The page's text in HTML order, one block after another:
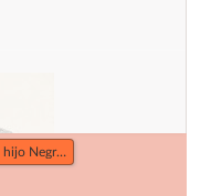
El hijo Negro del Diablo Rosado Nº3 (349)